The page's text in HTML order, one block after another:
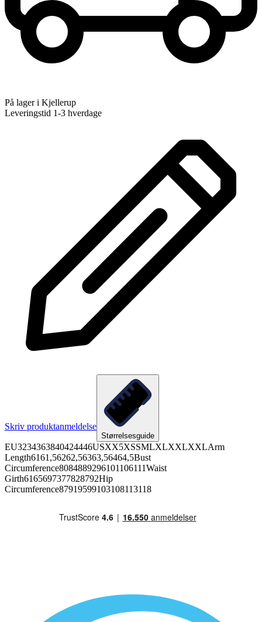
På lager i Kjellerup
Leveringstid 1-3 hverdage
Skriv produktanmeldelse
Størrelsesguide
EU3234363840424446USXX5XSSMLXLXXLXXLArm
Length6161,56262,56363,56464,5Bust
Circumference8084889296101106111Waist
Girth6165697377828792Hip
Circumference87919599103108113118